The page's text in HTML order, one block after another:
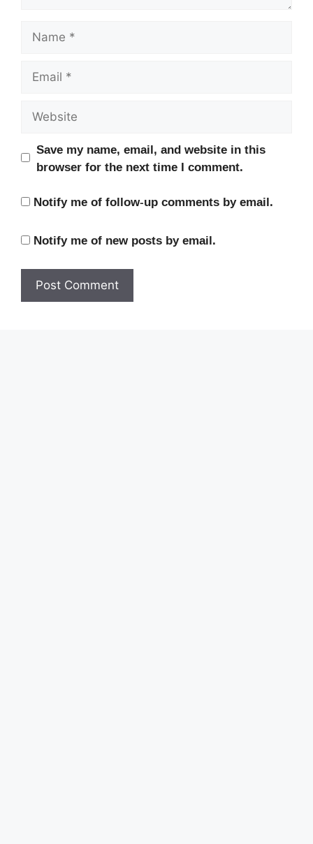
Name
Email
Website
Save my name, email, and website in this
browser for the next time I comment.
Notify me of follow-up comments by email.
Notify me of new posts by email.